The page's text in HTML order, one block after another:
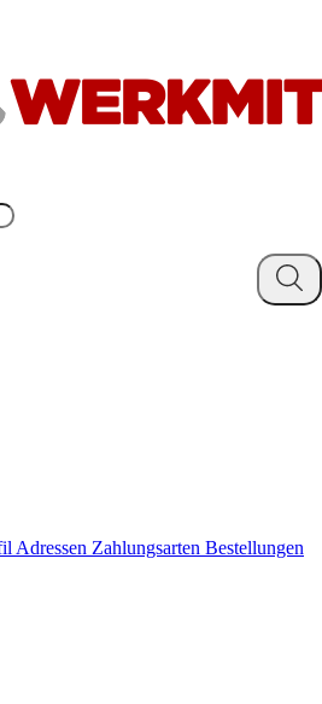
Adressen Zahlungsarten Bestellungen